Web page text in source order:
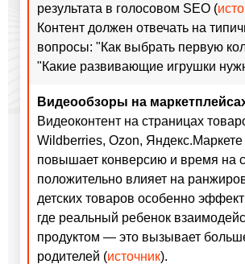
результата в голосовом SEO (
Контент должен отвечать на
вопросы: "Как выбрать первую
"Какие развивающие игрушки
Видеообзоры на
Видеоконтент на страницах
Wildberries, Ozon, Яндекс.Маркете
повышает конверсию и время на
положительно влияет на
детских товаров особенно
где реальный ребенок
продуктом — это вызывает
родителей (источник).